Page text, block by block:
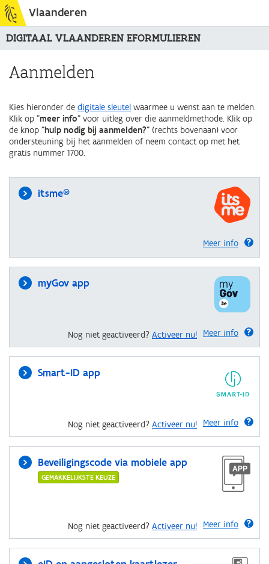
Vlaanderen
DIGITAAL VLAANDEREN EFORMULIEREN
Aanmelden
Kies hieronder de digitale sleutel waarmee u wenst aan te melden.
Klik op "meer info" voor uitleg over die aanmeldmethode. Klik op
de knop "hulp nodig bij aanmelden?" (rechts bovenaan) voor
ondersteuning bij het aanmelden of neem contact op met het
gratis nummer 1700.
itsme®
Meer info
myGov app
Meer info
Nog niet geactiveerd? Activeer nu!
Smart-ID app
Meer info
Nog niet geactiveerd? Activeer nu!
Beveiligingscode via mobiele app
GEMAKKELIJKSTE KEUZE
Meer info
Nog niet geactiveerd? Activeer nu!